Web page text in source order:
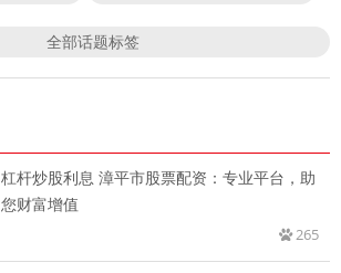
全部话题标签
杠杆炒股利息 漳平市股票配资：专业平台，助
您财富增值
265